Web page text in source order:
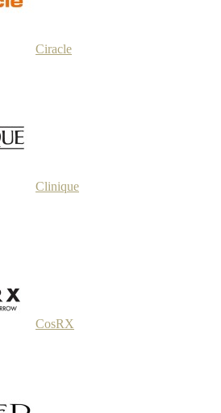
Ciracle
Clinique
CosRX